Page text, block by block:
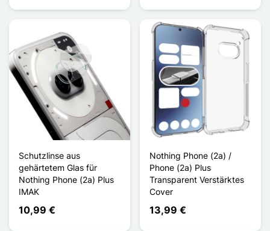
Schutzlinse aus
gehärtetem Glas für
Nothing Phone (2a) Plus
IMAK
10,99 €
Nothing Phone (2a) /
Phone (2a) Plus
Transparent Verstärktes
Cover
13,99 €